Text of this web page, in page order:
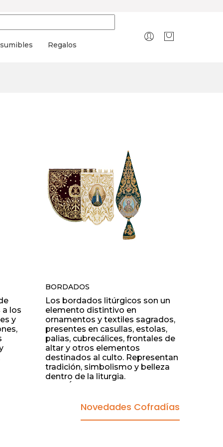
Regalos
los
y
BORDADOS
Los bordados litúrgicos son un
elemento distintivo en
ornamentos y textiles sagrados,
presentes en casullas, estolas,
palias, cubrecálices, frontales de
altar y otros elementos
destinados al culto. Representan
tradición, simbolismo y belleza
dentro de la liturgia.
En El Ángel Arte Sacro contamos
bordados industriales de alta
españoles especializados en
Novedades Cofradías